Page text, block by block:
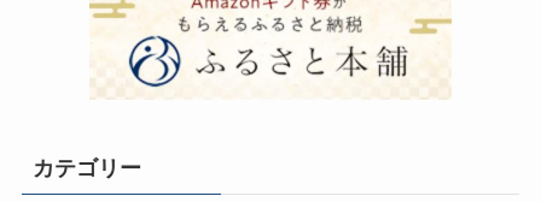
カテゴリー